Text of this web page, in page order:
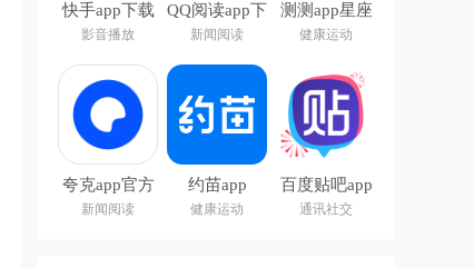
快手app下载
最新版
影音播放
QQ阅读app下
载官方版
新闻阅读
测测app星座
心理情感问答
社区
健康运动
夸克app官方
正版下载
新闻阅读
约苗app
健康运动
百度贴吧app
下载安装
2026
通讯社交